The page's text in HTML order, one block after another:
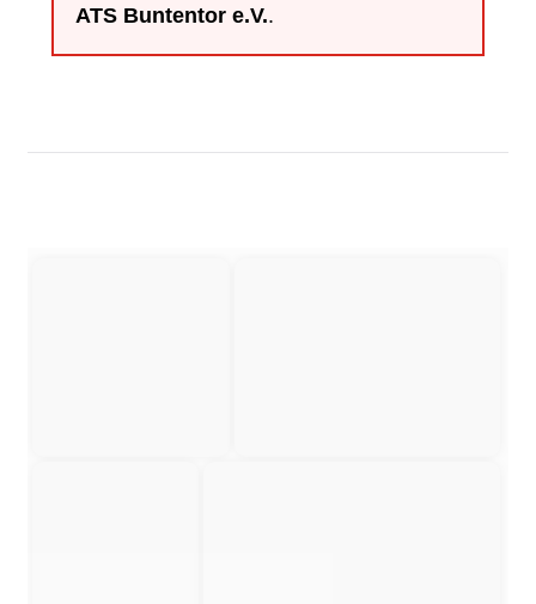
ATS Buntentor e.V..